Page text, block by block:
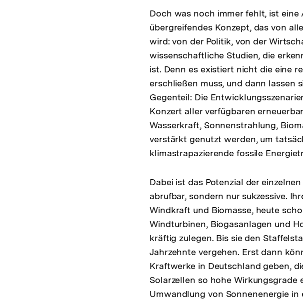
Doch was noch immer fehlt, ist
übergreifendes Konzept, das von
wird: von der Politik, von der
wissenschaftliche Studien, die
ist. Denn es existiert nicht die eine
erschließen muss, und dann lassen
Gegenteil: Die
Konzert aller verfügbaren
Wasserkraft, Sonnenstrahlung,
verstärkt genutzt werden, um
klimastrapazierende fossile
Dabei ist das Potenzial der
abrufbar, sondern nur sukzessive.
Windkraft und Biomasse, heute
Windturbinen, Biogasanlagen und
kräftig zulegen. Bis sie den
Jahrzehnte vergehen. Erst dann
Kraftwerke in Deutschland geben,
Solarzellen so hohe
Umwandlung von Sonnenenergie